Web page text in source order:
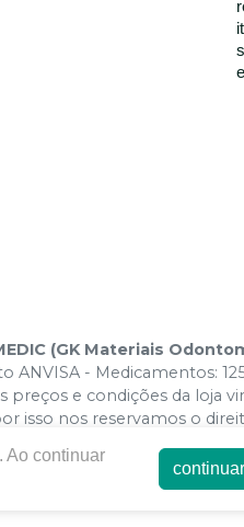
(GK Materiais
- Medicamentos:
e condições da loja
isso nos reservamos o
Ao continuar